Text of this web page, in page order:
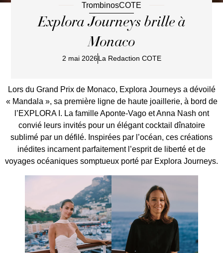
TrombinosCOTE
Explora Journeys brille à
Monaco
2 mai 2026La Redaction COTE
Lors du Grand Prix de Monaco, Explora Journeys a dévoilé
« Mandala », sa première ligne de haute joaillerie, à bord de
l’EXPLORA I. La famille Aponte-Vago et Anna Nash ont
convié leurs invités pour un élégant cocktail dînatoire
sublimé par un défilé. Inspirées par l’océan, ces créations
inédites incarnent parfaitement l’esprit de liberté et de
voyages océaniques somptueux porté par Explora Journeys.